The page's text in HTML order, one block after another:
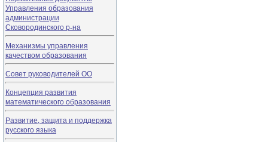
Управления образования
администрации
Сковородинского р-на
Механизмы управления
качеством образования
Совет руководителей ОО
Концепция развития
математического образования
Развитие, защита и поддержка
русского языка